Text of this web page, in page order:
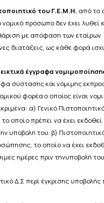
του Γ.Ε.Μ.Η. από το
νομικό πρόσωπο δεν έχει λυθεί
με απόφαση των εταίρων
διατάξεις, ως κάθε φορά
έγγραφα
σύστασηςκαι νόμιμης
φορέα ο οποίος είναι
α) Γενικό
οποίο πρέπει να έχει
υποβολή του. β)
το οποίο να έχει
ημέρες πριν τηνυποβολή του.
Δ.Σ περί έγκρισης υποβολής